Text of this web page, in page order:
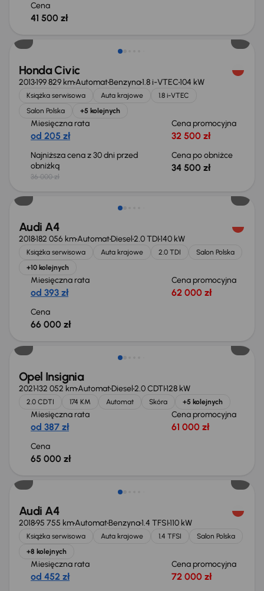
Cena
41 500 zł
Taniej o 1 500 zł
Honda Civic
2013199 829 kmAutomatBenzyna1.8 i-VTEC104 kW
Książka serwisowa Auta krajowe
1.8 i-VTEC
Salon Polska
+5 kolejnych
Miesięczna rata
od 205 zł
Cena promocyjna
32 500 zł
Najniższa cena z 30 dni przed
obniżką
36 000 zł
Cena po obniżce
34 500 zł
Audi A4
2018182 056 kmAutomatDiesel2.0 TDI140 kW
Książka serwisowa Auta krajowe 2.0 TDI
Salon Polska
+10 kolejnych
Miesięczna rata
od 393 zł
Cena promocyjna
62 000 zł
Cena
66 000 zł
Opel Insignia
2021132 052 kmAutomatDiesel2.0 CDTI128 kW
2.0 CDTI 174 KM Automat Skóra +5 kolejnych
Miesięczna rata
od 387 zł
Cena promocyjna
61 000 zł
Cena
65 000 zł
Świeżo skupione
Audi A4
201895 755 kmAutomatBenzyna1.4 TFSI110 kW
Książka serwisowa Auta krajowe 1.4 TFSI
Salon Polska
+8 kolejnych
Miesięczna rata
od 452 zł
Cena promocyjna
72 000 zł